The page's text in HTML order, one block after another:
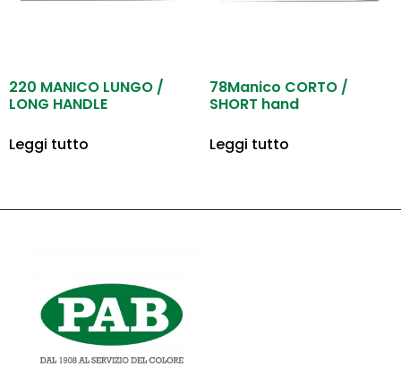
220 MANICO LUNGO /
LONG HANDLE
Leggi tutto
78Manico CORTO /
SHORT hand
Leggi tutto